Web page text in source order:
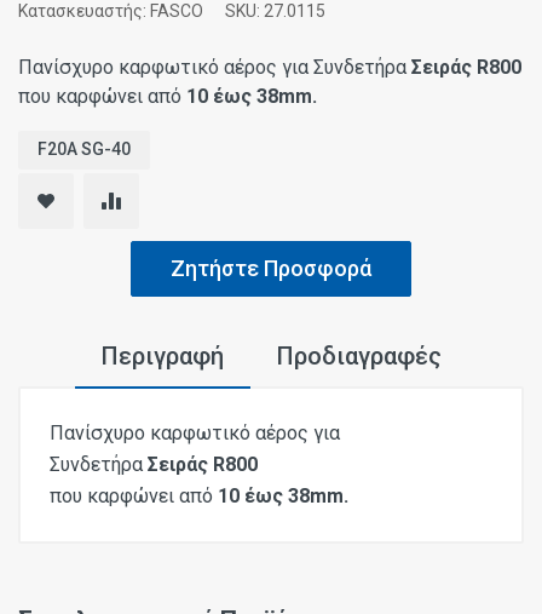
Κατασκευαστής: FASCO SKU: 27.0115
Πανίσχυρο καρφωτικό αέρος για Συνδετήρα Σειράς R800
που καρφώνει από 10 έως 38mm.
F20A SG-40
Ζητήστε Προσφορά
Περιγραφή Προδιαγραφές
Πανίσχυρο καρφωτικό αέρος για
Συνδετήρα Σειράς R800
που καρφώνει από 10 έως 38mm.